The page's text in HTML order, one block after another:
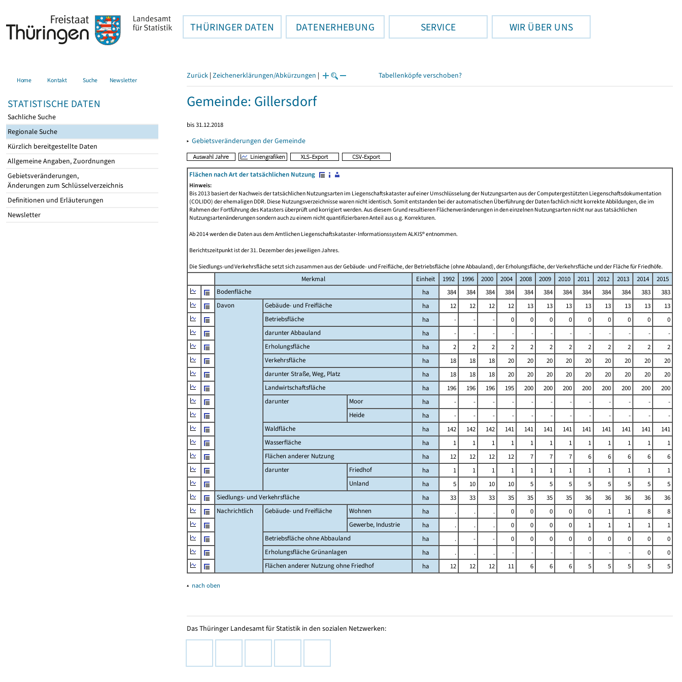
THÜRINGER DATEN DATENERHEBUNG SERVICE WIR ÜBER UNS
Home Kontakt Suche Newsletter
STATISTISCHE DATEN
Sachliche Suche
Regionale Suche
Kürzlich bereitgestellte Daten
Allgemeine Angaben, Zuordnungen
Gebietsveränderungen,
Änderungen zum Schlüsselverzeichnis
Definitionen und Erläuterungen
Newsletter
Zurück | Zeichenerklärungen/Abkürzungen | Tabellenköpfe verschoben?
Gemeinde: Gillersdorf
bis 31.12.2018
▸ Gebietsveränderungen der Gemeinde
Flächen nach Art der tatsächlichen Nutzung
Hinweis:
Bis 2013 basiert der Nachweis der tatsächlichen Nutzungsarten im Liegenschaftskataster auf einer Umschlüsselung der Nutzungsarten aus der Computergestützten Liegenschaftsdokumentation
(COLIDO) der ehemaligen DDR. Diese Nutzungsverzeichnisse waren nicht identisch. Somit entstanden bei der automatischen Überführung der Daten fachlich nicht korrekte Abbildungen, die im
Rahmen der Fortführung des Katasters überprüft und korrigiert werden. Aus diesem Grund resultieren Flächenveränderungen in den einzelnen Nutzungsarten nicht nur aus tatsächlichen
Nutzungsartenänderungen sondern auch zu einem nicht quantifizierbaren Anteil aus o.g. Korrekturen.
Ab 2014 werden die Daten aus dem Amtlichen Liegenschaftskataster-Informationssystem ALKIS® entnommen.
Berichtszeitpunkt ist der 31. Dezember des jeweiligen Jahres.
Die Siedlungs-und Verkehrsfläche setzt sich zusammen aus der Gebäude- und Freifläche, der Betriebsfläche (ohne Abbauland), der Erholungsfläche, der Verkehrsfläche und der Fläche für Friedhöfe.
Merkmal Einheit 1992 1996 2000 2004 2008 2009 2010 2011 2012 2013 2014
2015
Bodenfläche
ha 384 384 384 384 384 384 384 384 384 384 383
383
Davon
Gebäude- und Freifläche ha 12 12 12 12 13 13 13 13 13 13 13
13
Betriebsfläche
ha - - - 0 0 0 0 0 0 0 0
0
darunter Abbauland
ha - - - - - - - - - - -
-
Erholungsfläche
ha 2 2 2 2 2 2 2 2 2 2 2
2
Verkehrsfläche
ha 18 18 18 20 20 20 20 20 20 20 20
20
darunter Straße, Weg, Platz
ha 18 18 18 20 20 20 20 20 20 20 20
20
Landwirtschaftsfläche
ha 196 196 196 195 200 200 200 200 200 200 200
200
darunter
Moor ha - - - - - - - - - - -
-
Heide
ha - - - - - - - - - - -
-
Waldfläche
ha 142 142 142 141 141 141 141 141 141 141 141
141
Wasserfläche
ha 1 1 1 1 1 1 1 1 1 1 1
1
Flächen anderer Nutzung
ha 12 12 12 12 7 7 7 6 6 6 6
6
darunter
Friedhof ha 1 1 1 1 1 1 1 1 1 1 1
1
Unland
ha 5 10 10 10 5 5 5 5 5 5 5
5
Siedlungs- und Verkehrsfläche
ha 33 33 33 35 35 35 35 36 36 36 36
36
Nachrichtlich
Gebäude- und Freifläche Wohnen ha . . . 0 0 0 0 0 1 1 8
8
Gewerbe, Industrie
ha . . . 0 0 0 0 1 1 1 1
1
Betriebsfläche ohne Abbauland
ha . - - 0 0 0 0 0 0 0 0
0
Erholungsfläche Grünanlagen
ha . . . - - - - - - - 0
0
Flächen anderer Nutzung ohne Friedhof
ha 12 12 12 11 6 6 6 5 5 5 5 5
▴ nach oben
Das Thüringer Landesamt für Statistik in den sozialen Netzwerken: